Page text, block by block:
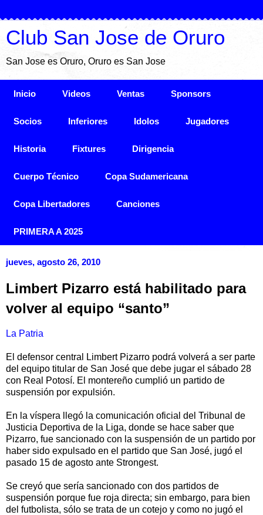
Club San Jose de Oruro
San Jose es Oruro, Oruro es San Jose
Inicio Videos Ventas Sponsors
Socios Inferiores Idolos Jugadores
Historia Fixtures Dirigencia
Cuerpo Técnico Copa Sudamericana
Copa Libertadores Canciones
PRIMERA A 2025
jueves, agosto 26, 2010
Limbert Pizarro está habilitado para
volver al equipo “santo”
La Patria
El defensor central Limbert Pizarro podrá volverá a ser parte
del equipo titular de San José que debe jugar el sábado 28
con Real Potosí. El montereño cumplió un partido de
suspensión por expulsión.
En la víspera llegó la comunicación oficial del Tribunal de
Justicia Deportiva de la Liga, donde se hace saber que
Pizarro, fue sancionado con la suspensión de un partido por
haber sido expulsado en el partido que San José, jugó el
pasado 15 de agosto ante Strongest.
Se creyó que sería sancionado con dos partidos de
suspensión porque fue roja directa; sin embargo, para bien
del futbolista, sólo se trata de un cotejo y como no jugó el